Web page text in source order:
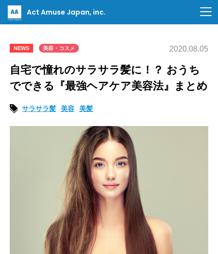
Act Amuse Japan, inc.
NEWS 美容・コスメ 2020.08.05
自宅で憧れのサラサラ髪に！？ おうち
でできる『最強ヘアケア美容法』まとめ
サラサラ髪 美容 美髪